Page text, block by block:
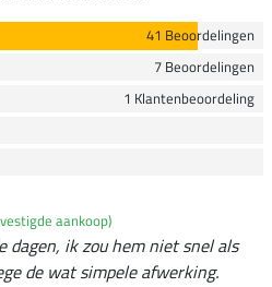
41 Beoordelingen
7 Beoordelingen
1 Klantenbeoordeling
aankoop)
dagen, ik zou hem niet snel als
de wat simpele afwerking.